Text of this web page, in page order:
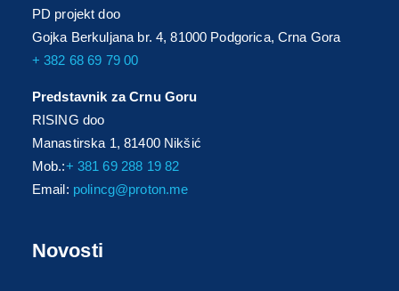
PD projekt doo
Gojka Berkuljana br. 4, 81000 Podgorica, Crna Gora
+ 382 68 69 79 00
Predstavnik za Crnu Goru
RISING doo
Manastirska 1, 81400 Nikšić
Mob.:+ 381 69 288 19 82
Email: polincg@proton.me
Novosti